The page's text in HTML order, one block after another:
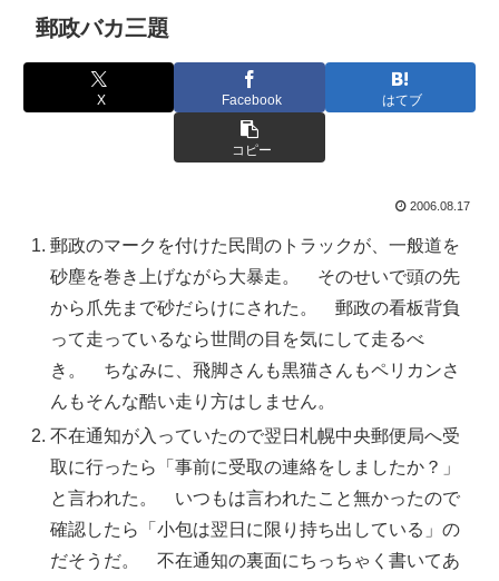
郵政バカ三題
X Facebook はてブ
コピー
2006.08.17
郵政のマークを付けた民間のトラックが、一般道を
砂塵を巻き上げながら大暴走。 そのせいで頭の先
から爪先まで砂だらけにされた。 郵政の看板背負
って走っているなら世間の目を気にして走るべ
き。 ちなみに、飛脚さんも黒猫さんもペリカンさ
んもそんな酷い走り方はしません。
不在通知が入っていたので翌日札幌中央郵便局へ受
取に行ったら「事前に受取の連絡をしましたか？」
と言われた。 いつもは言われたこと無かったので
確認したら「小包は翌日に限り持ち出している」の
だそうだ。 不在通知の裏面にちっちゃく書いてあ